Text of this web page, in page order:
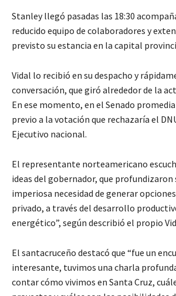
Stanley llegó pasadas las 18:30
reducido equipo de colaboradores y
previsto su estancia en la capital
Vidal lo recibió en su despacho y
conversación, que giró alrededor de la
En ese momento, en el Senado
previo a la votación que rechazaría el
Ejecutivo nacional.
El representante norteamericano
ideas del gobernador, que profundizaron
imperiosa necesidad de generar
privado, a través del desarrollo
energético”, según describió el propio
El santacruceño destacó que “fue un
interesante, tuvimos una charla
contar cómo vivimos en Santa Cruz,